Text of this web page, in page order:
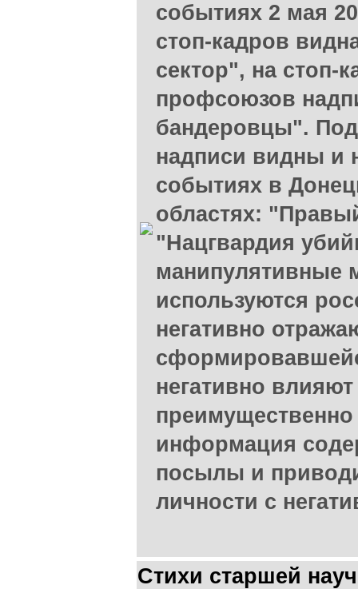
событиях 2 мая
стоп-кадров
сектор", на стоп-
профсоюзов
бандеровцы".
надписи видны и
событиях в
областях:
"Нацгвардия
манипулятивные
используются
негативно
негативно
информация
посылы и
личности с
Стихи старшей